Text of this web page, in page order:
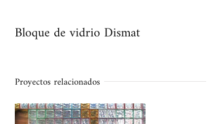
Bloque de vidrio Dismat
Proyectos relacionados